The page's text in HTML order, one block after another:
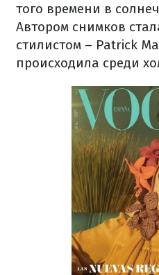
того времени в
Автором снимков
стилистом – Patrick
происходила среди